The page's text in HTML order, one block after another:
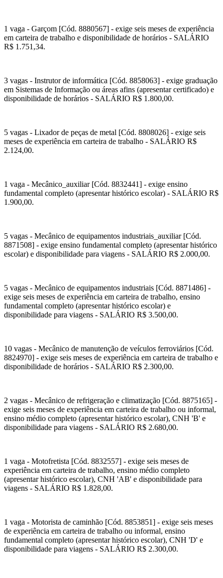
1 vaga - Garçom [Cód. 8880567] - exige seis meses de experiência
em carteira de trabalho e disponibilidade de horários - SALÁRIO
R$ 1.751,34.
3 vagas - Instrutor de informática [Cód. 8858063] - exige graduação
em Sistemas de Informação ou áreas afins (apresentar certificado) e
disponibilidade de horários - SALÁRIO R$ 1.800,00.
5 vagas - Lixador de peças de metal [Cód. 8808026] - exige seis
meses de experiência em carteira de trabalho - SALÁRIO R$
2.124,00.
1 vaga - Mecânico_auxiliar [Cód. 8832441] - exige ensino
fundamental completo (apresentar histórico escolar) - SALÁRIO R$
1.900,00.
5 vagas - Mecânico de equipamentos industriais_auxiliar [Cód.
8871508] - exige ensino fundamental completo (apresentar histórico
escolar) e disponibilidade para viagens - SALÁRIO R$ 2.000,00.
5 vagas - Mecânico de equipamentos industriais [Cód. 8871486] -
exige seis meses de experiência em carteira de trabalho, ensino
fundamental completo (apresentar histórico escolar) e
disponibilidade para viagens - SALÁRIO R$ 3.500,00.
10 vagas - Mecânico de manutenção de veículos ferroviários [Cód.
8824970] - exige seis meses de experiência em carteira de trabalho e
disponibilidade de horários - SALÁRIO R$ 2.300,00.
2 vagas - Mecânico de refrigeração e climatização [Cód. 8875165] -
exige seis meses de experiência em carteira de trabalho ou informal,
ensino médio completo (apresentar histórico escolar), CNH 'B' e
disponibilidade para viagens - SALÁRIO R$ 2.680,00.
1 vaga - Motofretista [Cód. 8832557] - exige seis meses de
experiência em carteira de trabalho, ensino médio completo
(apresentar histórico escolar), CNH 'AB' e disponibilidade para
viagens - SALÁRIO R$ 1.828,00.
1 vaga - Motorista de caminhão [Cód. 8853851] - exige seis meses
de experiência em carteira de trabalho ou informal, ensino
fundamental completo (apresentar histórico escolar), CNH 'D' e
disponibilidade para viagens - SALÁRIO R$ 2.300,00.